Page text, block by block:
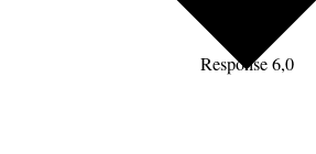
Response 6,0